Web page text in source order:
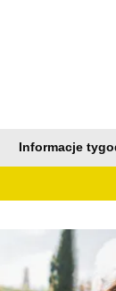
Informacje